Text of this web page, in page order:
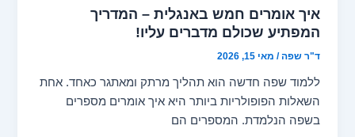
איך אומרים חמש באנגלית – המדריך
המפתיע שכולם מדברים עליו!
ד"ר שפה/ מאי 15, 2026
ללמוד שפה חדשה הוא תהליך מרתק ומאתגר כאחד. אחת
השאלות הפופולריות ביותר היא איך אומרים מספרים
בשפה הנלמדת. המספרים הם